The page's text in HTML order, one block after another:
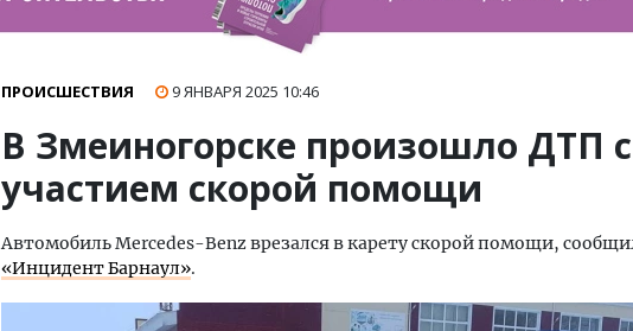
ПРОИСШЕСТВИЯ 9 ЯНВАРЯ 2025 10:46
В Змеиногорске произошло ДТП с
участием скорой помощи
Автомобиль Mercedes-Benz врезался в карету скорой помощи,
«Инцидент Барнаул».